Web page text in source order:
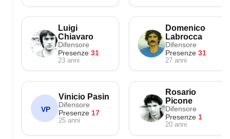
Luigi
Chiavaro
Difensore
Presenze 31
23 anni
Domenico
Labrocca
Difensore
Presenze31
27 anni
VP
Vinicio Pasin
Difensore
Presenze 17
25 anni
Rosario
Picone
Difensore
Presenze1
20 anni